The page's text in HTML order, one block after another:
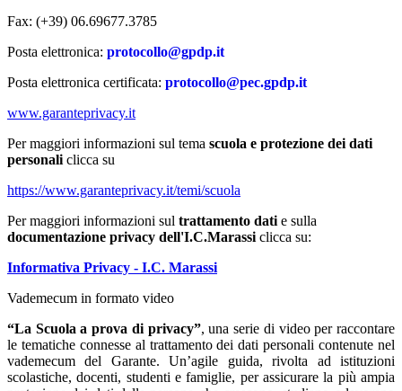
Fax: (+39) 06.69677.3785
Posta elettronica: protocollo@gpdp.it
Posta elettronica certificata: protocollo@pec.gpdp.it
www.garanteprivacy.it
Per maggiori informazioni sul tema scuola e protezione dei dati
personali clicca su
https://www.garanteprivacy.it/temi/scuola
Per maggiori informazioni sul trattamento dati e sulla
documentazione privacy dell'I.C.Marassi clicca su:
Informativa Privacy - I.C. Marassi
Vademecum in formato video
“La Scuola a prova di privacy”, una serie di video per raccontare
le tematiche connesse al trattamento dei dati personali contenute nel
vademecum del Garante. Un’agile guida, rivolta ad istituzioni
scolastiche, docenti, studenti e famiglie, per assicurare la più ampia